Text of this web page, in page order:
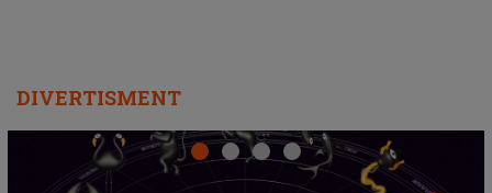
DIVERTISMENT